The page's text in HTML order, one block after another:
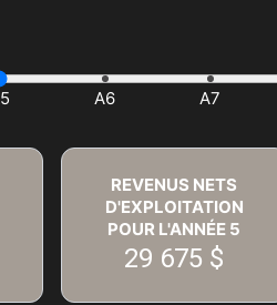
REVENUS NETS
D'EXPLOITATION
POUR L'ANNÉE 5
29 675 $